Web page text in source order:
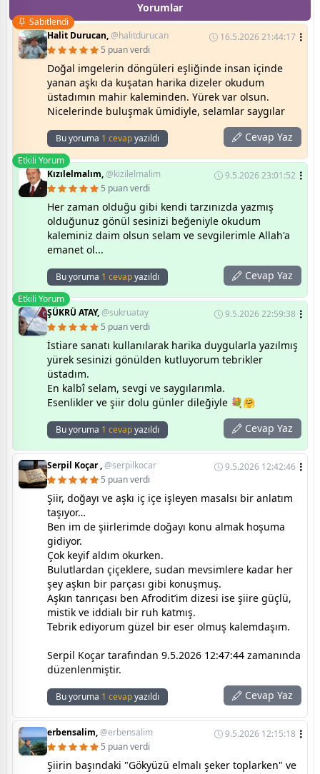
Yorumlar
Sabitlendi
Halit Durucan,@halitdurucan
16.5.2026 21:44:17
5 puan verdi
Doğal imgelerin döngüleri eşliğinde insan içinde
yanan aşkı da kuşatan harika dizeler okudum
üstadımın mahir kaleminden. Yürek var olsun.
Nicelerinde buluşmak ümidiyle, selamlar saygılar
Bu yoruma 1 cevapyazıldı Cevap Yaz
Etkili Yorum
Kızılelmalım,@kizilelmalim
9.5.2026 23:01:52
5 puan verdi
Her zaman olduğu gibi kendi tarzınızda yazmış
olduğunuz gönül sesinizi beğeniyle okudum
kaleminiz daim olsun selam ve sevgilerimle Allah'a
emanet ol...
Bu yoruma 1 cevapyazıldı Cevap Yaz
Etkili Yorum
ŞÜKRÜ ATAY,@sukruatay
9.5.2026 22:59:38
5 puan verdi
İstiare sanatı kullanılarak harika duygularla yazılmış
yürek sesinizi gönülden kutluyorum tebrikler
üstadım.
En kalbî selam, sevgi ve saygılarımla.
Esenlikler ve şiir dolu günler dileğiyle 💐🤗
Bu yoruma 1 cevapyazıldı Cevap Yaz
Serpil Koçar ,@serpilkocar
9.5.2026 12:42:46
5 puan verdi
Şiir, doğayı ve aşkı iç içe işleyen masalsı bir anlatım
taşıyor…
Ben im de şiirlerimde doğayı konu almak hoşuma
gidiyor.
Çok keyif aldım okurken.
Bulutlardan çiçeklere, sudan mevsimlere kadar her
şey aşkın bir parçası gibi konuşmuş.
Aşkın tanrıçası ben Afrodit’im dizesi ise şiire güçlü,
mistik ve iddialı bir ruh katmış.
Tebrik ediyorum güzel bir eser olmuş kalemdaşım.
Serpil Koçar tarafından 9.5.2026 12:47:44 zamanında
düzenlenmiştir.
Bu yoruma 1 cevapyazıldı Cevap Yaz
erbensalim,@erbensalim
9.5.2026 12:15:18
5 puan verdi
Şiirin başındaki "Gökyüzü elmalı şeker toplarken" ve